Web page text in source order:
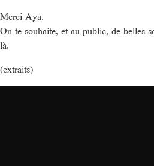
Merci Aya.
On te souhaite, et au public, de belles
là.
(extraits)